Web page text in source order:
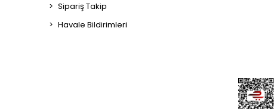
Sipariş Takip
Havale Bildirimleri